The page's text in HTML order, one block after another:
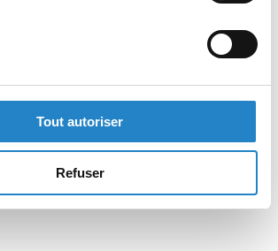
Tout autoriser
Refuser